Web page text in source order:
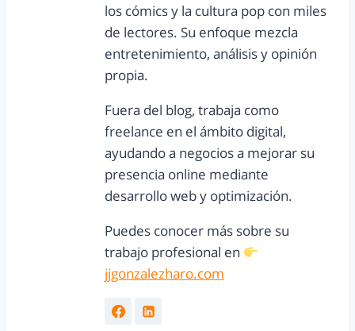
los cómics y la cultura pop con miles
de lectores. Su enfoque mezcla
entretenimiento, análisis y opinión
propia.
Fuera del blog, trabaja como
freelance en el ámbito digital,
ayudando a negocios a mejorar su
presencia online mediante
desarrollo web y optimización.
Puedes conocer más sobre su
trabajo profesional en
jjgonzalezharo.com